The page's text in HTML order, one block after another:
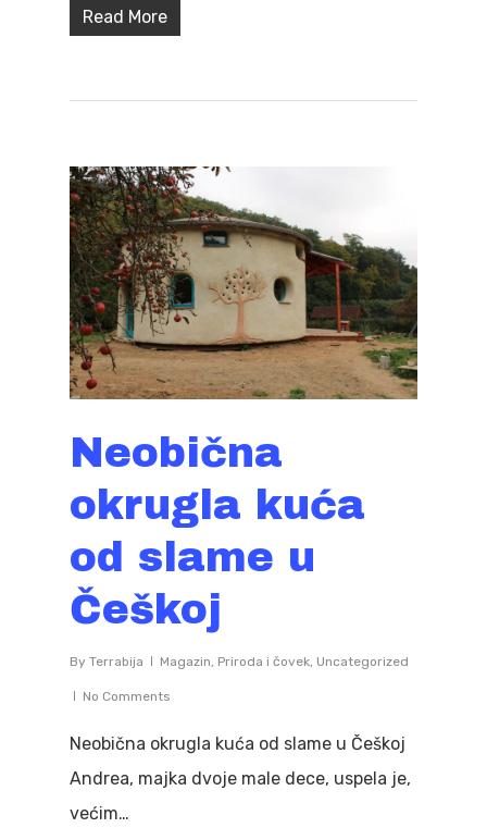
Read More
Neobična
okrugla kuća
od slame u
Češkoj
By Terrabija Magazin Priroda i čovek Uncategorized
No Comments
Neobična okrugla kuća od slame u Češkoj
Andrea, majka dvoje male dece, uspela je,
većim…